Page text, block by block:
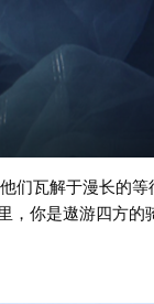
们瓦解于漫长的等
，你是遨游四方的
的情绪无限放大